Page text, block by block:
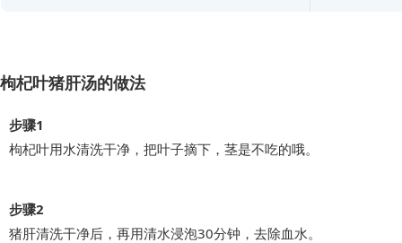
枸杞叶猪肝汤的做法
步骤1
枸杞叶用水清洗干净，把叶子摘下，茎是不吃的哦。
步骤2
猪肝清洗干净后，再用清水浸泡30分钟，去除血水。